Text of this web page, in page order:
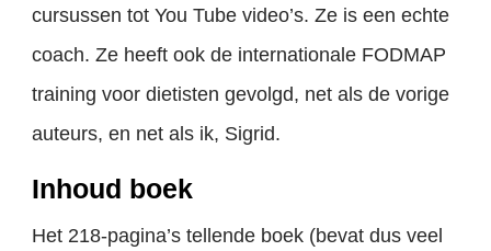
cursussen tot You Tube video’s. Ze is een echte
coach. Ze heeft ook de internationale FODMAP
training voor dietisten gevolgd, net als de vorige
auteurs, en net als ik, Sigrid.
Inhoud boek
Het 218-pagina’s tellende boek (bevat dus veel